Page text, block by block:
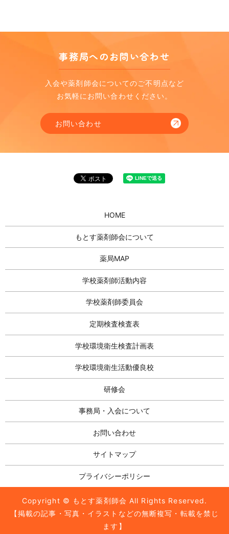
事務局へのお問い合わせ
入会や薬剤師会についてのご不明点など
お気軽にお問い合わせください。
お問い合わせ
HOME
もとす薬剤師会について
薬局MAP
学校薬剤師活動内容
学校薬剤師委員会
定期検査検査表
学校環境衛生検査計画表
学校環境衛生活動優良校
研修会
事務局・入会について
お問い合わせ
サイトマップ
プライバシーポリシー
Copyright © もとす薬剤師会 All Rights Reserved.
【掲載の記事・写真・イラストなどの無断複写・転載を禁じ
ます】